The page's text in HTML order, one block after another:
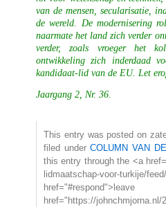
van de mensen, secularisatie,
de wereld. De modernisering
naarmate het land zich verder
verder, zoals vroeger het
ontwikkeling zich inderdaad
kandidaat-lid van de EU. Let
Jaargang 2, Nr. 36.
This entry was posted on
filed underCOLUMN VAN
this entry through the <a
lidmaatschap-voor-
href="https://johnchmjorna.nl/